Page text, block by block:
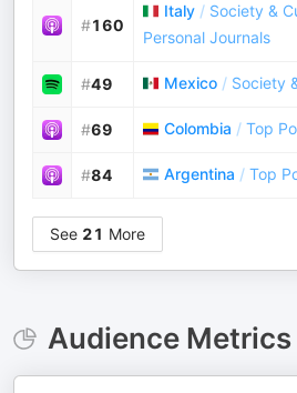
#160
Italy / Society &
Personal Journals
#49 Mexico / Society
#69 Colombia / Top
#84 Argentina / Top
See 21 More
Audience Metrics